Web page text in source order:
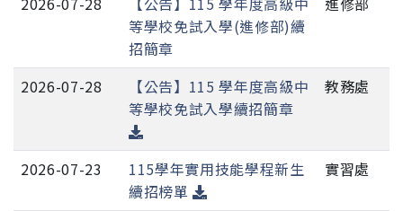
等學校免試入學(進修部)續
招簡章
2026-07-28
【公告】115 學年度高級中
等學校免試入學續招簡章
教務處
2026-07-23
115學年實用技能學程新生
續招榜單
實習處